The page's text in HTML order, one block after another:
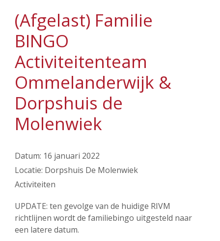
(Afgelast) Familie
BINGO
Activiteitenteam
Ommelanderwijk &
Dorpshuis de
Molenwiek
Datum: 16 januari 2022
Locatie: Dorpshuis De Molenwiek
Activiteiten
UPDATE: ten gevolge van de huidige RIVM
richtlijnen wordt de familiebingo uitgesteld naar
een latere datum.